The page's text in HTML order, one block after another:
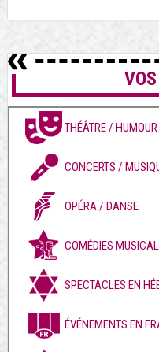
THÉÂTRE / HUMOUR
CONCERTS /
OPÉRA / DANSE
COMÉDIES
SPECTACLES EN
ÉVÉNEMENTS EN